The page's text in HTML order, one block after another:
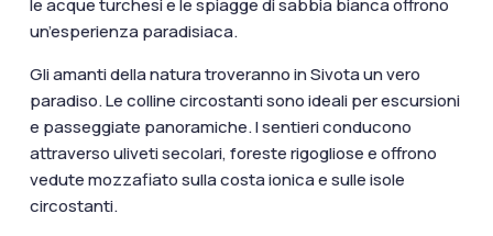
le acque turchesi e le spiagge di sabbia bianca offrono
un’esperienza paradisiaca.
Gli amanti della natura troveranno in Sivota un vero
paradiso. Le colline circostanti sono ideali per escursioni
e passeggiate panoramiche. I sentieri conducono
attraverso uliveti secolari, foreste rigogliose e offrono
vedute mozzafiato sulla costa ionica e sulle isole
circostanti.